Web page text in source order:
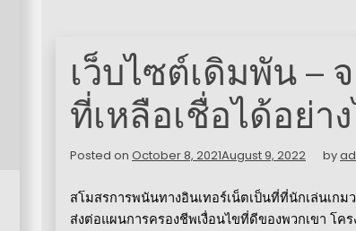
เว็บไซต์เดิมพัน –
ที่เหลือเชื่อได้อย่า
Posted on October 8, 2021August 9, 2022 by
สโมสรการพนันทางอินเทอร์เน็ตเป็นที่ที่นักเล่นเก
ส่งต่อแผนการครองชีพเงื่อนไขที่ดีของพวกเขา โคร